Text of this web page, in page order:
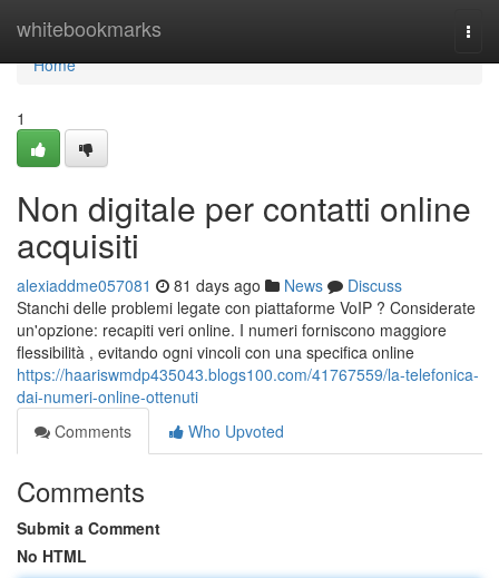
whitebookmarks
Home
Home
1
Non digitale per contatti online
acquisiti
alexiaddme057081 81 days ago News
Discuss
Stanchi delle problemi legate con piattaforme VoIP ? Considerate
un'opzione: recapiti veri online. I numeri forniscono maggiore
flessibilità , evitando ogni vincoli con una specifica online
https://haariswmdp435043.blogs100.com/41767559/la-telefonica-
dai-numeri-online-ottenuti
Comments
Who Upvoted
Comments
Submit a Comment
No HTML